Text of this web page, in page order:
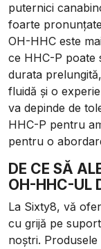
puternici
foarte
OH-HHC este
ce HHC-P poate
durata
fluidă și o
va depinde de
HHC-P pentru
pentru o
DE CE SĂ
OH-HHC-UL
La Sixty8, vă
cu grijă pe
noștri.